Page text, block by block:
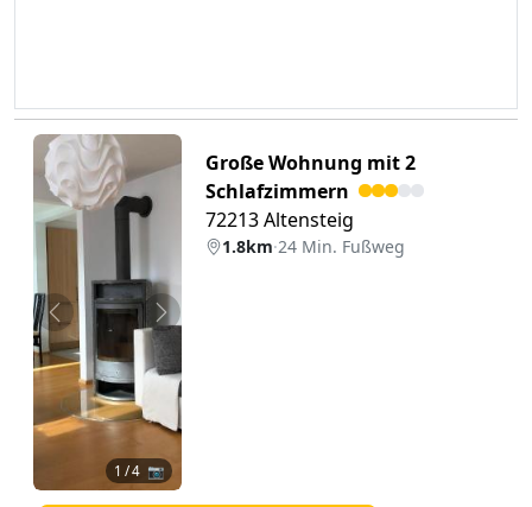
Zurück Weiter
1 / 4 📷
Große Wohnung mit 2
Schlafzimmern
72213 Altensteig
1.8km·24 Min. Fußweg